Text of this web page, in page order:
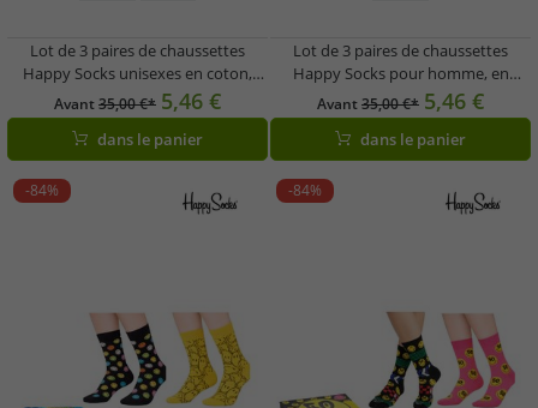
Lot de 3 paires de chaussettes
Happy Socks unisexes en coton,
imprimé smiley, pour tous les jours,
présenté dans une boîte cadeau.
Coloris : jaune/noir/bleu ou
noir/rose/blanc.
Avant35,00 €* 5,46 €
dans le panier
Lot de 3 paires de chaussettes
Happy Socks pour homme, en
coton, motif Noël - Coffret cadeau
XTFH08-4300 Rouge/Noir
Avant35,00 €* 5,46 €
dans le panier
-84% -84%